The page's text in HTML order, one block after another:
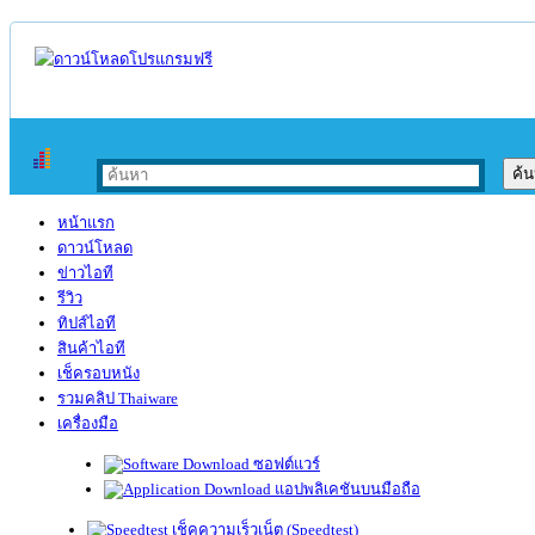
หน้าแรก
ดาวน์โหลด
ข่าวไอที
รีวิว
ทิปส์ไอที
สินค้าไอที
เช็ครอบหนัง
รวมคลิป Thaiware
เครื่องมือ
ซอฟต์แวร์
แอปพลิเคชันบนมือถือ
เช็คความเร็วเน็ต (Speedtest)